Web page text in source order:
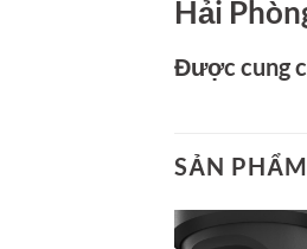
Hải
Được cung
SẢN